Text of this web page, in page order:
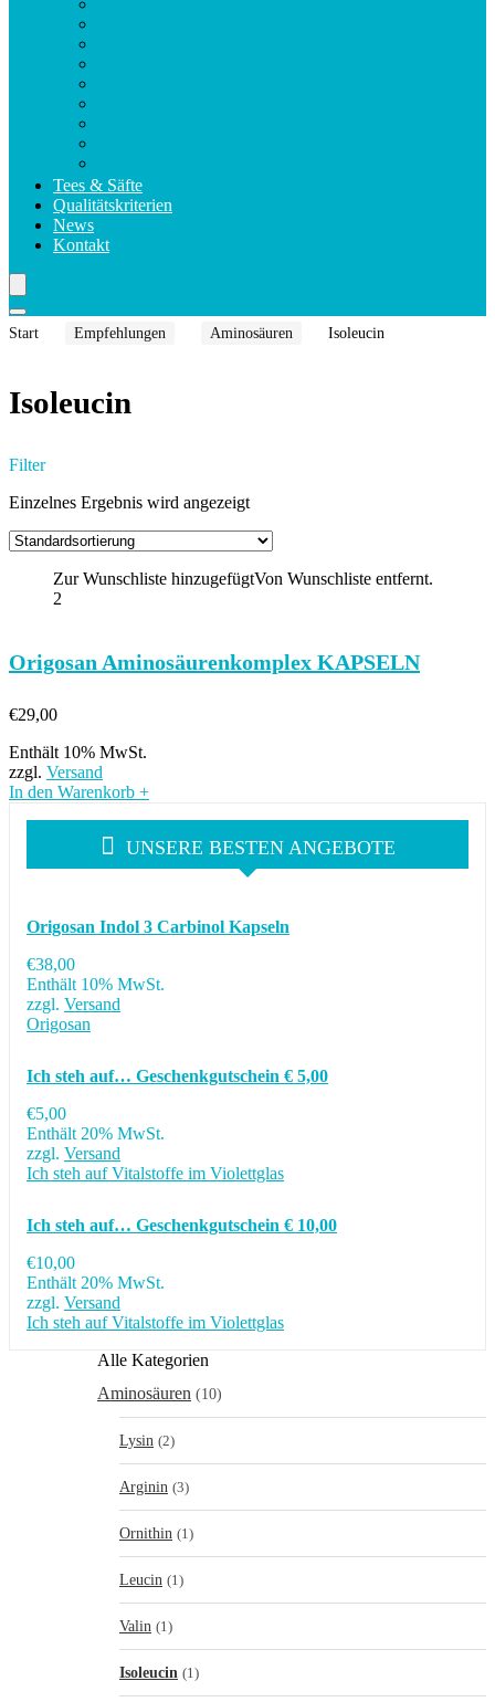
Tees & Säfte
Qualitätskriterien
News
Kontakt
Start Empfehlungen Aminosäuren Isoleucin
Isoleucin
Filter
Einzelnes Ergebnis wird angezeigt
Zur Wunschliste hinzugefügtVon Wunschliste entfernt.
2
Origosan Aminosäurenkomplex KAPSELN
€29,00
Enthält 10% MwSt.
zzgl. Versand
In den Warenkorb +
UNSERE BESTEN ANGEBOTE
Origosan Indol 3 Carbinol Kapseln
€38,00
Enthält 10% MwSt.
zzgl. Versand
Origosan
Ich steh auf… Geschenkgutschein € 5,00
€5,00
Enthält 20% MwSt.
zzgl. Versand
Ich steh auf Vitalstoffe im Violettglas
Ich steh auf… Geschenkgutschein € 10,00
€10,00
Enthält 20% MwSt.
zzgl. Versand
Ich steh auf Vitalstoffe im Violettglas
Alle Kategorien
Aminosäuren (10)
Lysin (2)
Arginin (3)
Ornithin (1)
Leucin (1)
Valin (1)
Isoleucin (1)